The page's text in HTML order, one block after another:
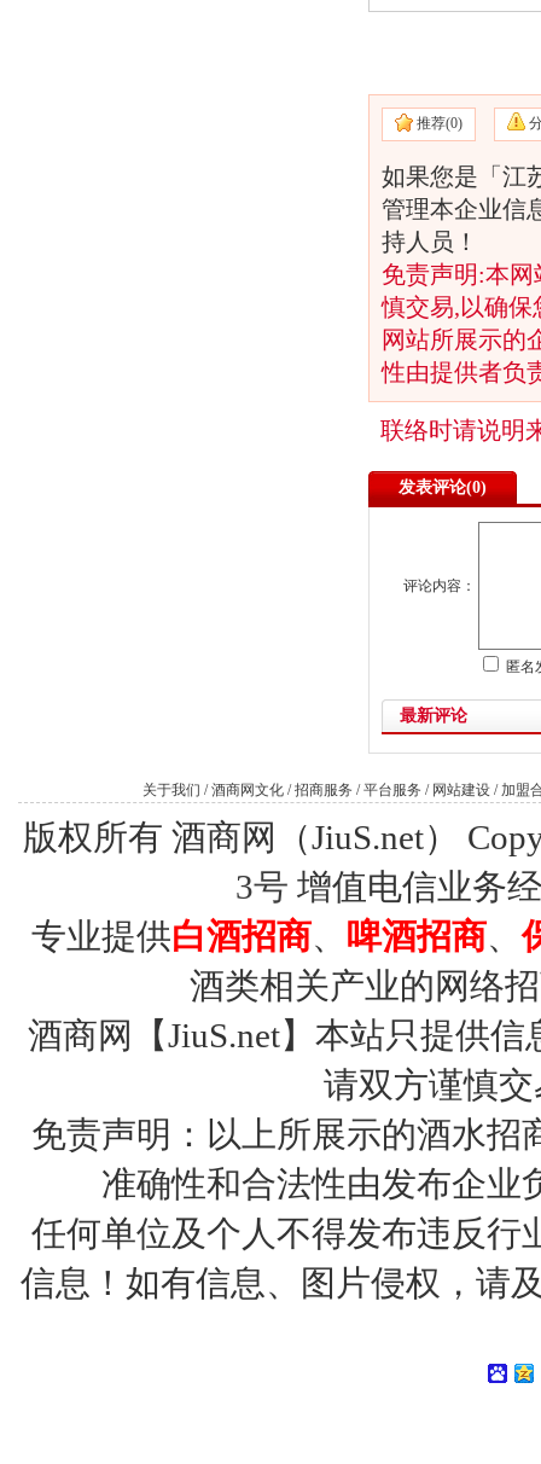
推荐(0)
如果您是「江
管理本企业信
持人员！
免责声明:本
慎交易,以确
网站所展示的
性由提供者负
联络时请说明
发表评论(0)
评论内容：
匿
最新评论
关于我们 /酒商网文化 /招商服务 /平台服务 / 网站建设 /加盟
版权所有 酒商网（JiuS.net）
3号 增值电信业务
专业提供白酒招商、 啤酒招商、
酒类相关产业的网络
酒商网【JiuS.net】本站只提供
请双方谨慎
免责声明：以上所展示的酒水
准确性和合法性由发布企业
任何单位及个人不得发布违反行
信息！如有信息、图片侵权，请